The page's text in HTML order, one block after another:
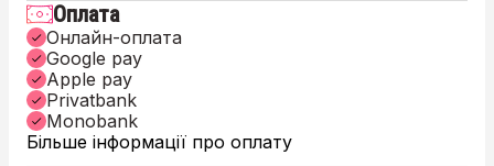
Оплата
Онлайн-оплата
Google pay
Apple pay
Privatbank
Monobank
Більше інформації про оплату